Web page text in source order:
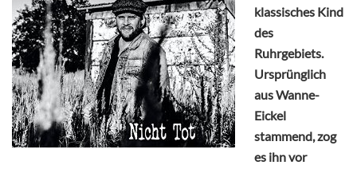
klassisches Kind
des
Ruhrgebiets.
Ursprünglich
aus Wanne-
Eickel
stammend, zog
es ihn vor